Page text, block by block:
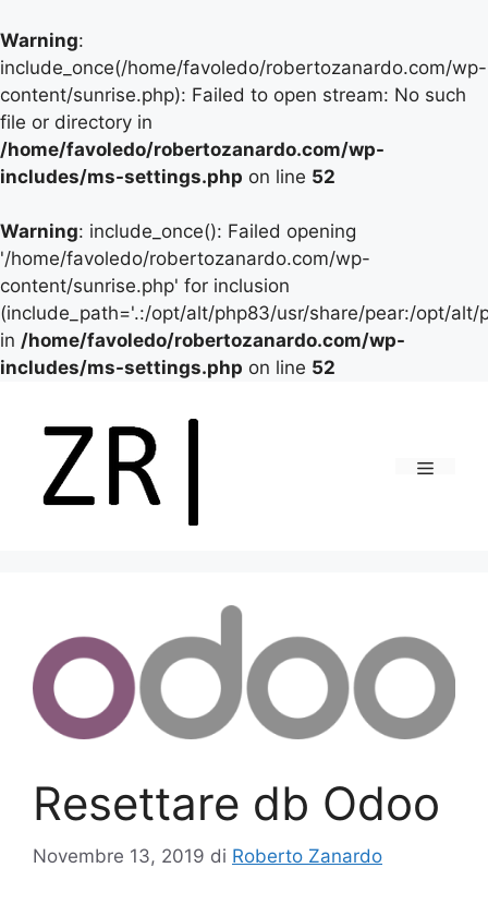
Warning:
include_once(/home/favoledo/robertozanardo.com/wp-
content/sunrise.php): Failed to open stream: No such
file or directory in
/home/favoledo/robertozanardo.com/wp-
includes/ms-settings.php on line 52
Warning: include_once(): Failed opening
'/home/favoledo/robertozanardo.com/wp-
content/sunrise.php' for inclusion
(include_path='.:/opt/alt/php83/usr/share/pear:/opt/
in /home/favoledo/robertozanardo.com/wp-
includes/ms-settings.php on line 52
contenuto
Resettare db Odoo
Novembre 13, 2019 di Roberto Zanardo